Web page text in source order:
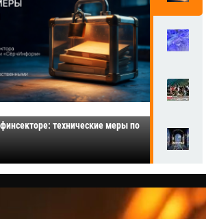
технические меры по